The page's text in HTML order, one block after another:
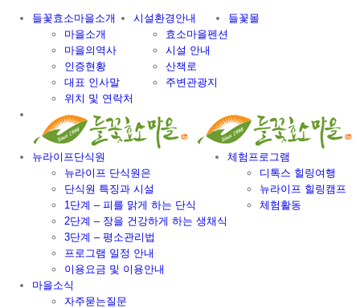
들꽃효소마을소개
마을소개
마을의역사
인증현황
대표 인사말
위치 및 연락처
시설환경안내
효소마을펜션
시설 안내
산책로
주변관광지
들꽃몰
뉴라이프단식원
뉴라이프 단식원은
단식원 특징과 시설
1단계 – 피를 맑게 하는 단식
2단계 – 장을 건강하게 하는 생채식
3단계 – 평소관리법
프로그램 일정 안내
이용요금 및 이용안내
체험프로그램
디톡스 힐링여행
뉴라이프 힐링캠프
체험활동
마을소식
자주묻는질문